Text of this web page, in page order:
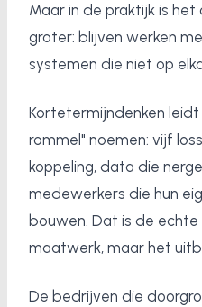
Maar in de praktijk is het
groter: blijven werken
systemen die niet op
Kortetermijndenken
rommel" noemen: vijf
koppeling, data die
medewerkers die hun
bouwen. Dat is de
maatwerk, maar het
De bedrijven die